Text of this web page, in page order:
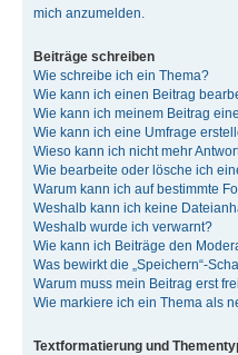
mich anzumelden.
Beiträge schreiben
Wie schreibe ich ein Thema?
Wie kann ich einen Beitrag
Wie kann ich meinem Beitrag
Wie kann ich eine Umfrage
Wieso kann ich nicht mehr
Wie bearbeite oder lösche ich
Warum kann ich auf bestimmte
Weshalb kann ich keine
Weshalb wurde ich verwarnt?
Wie kann ich Beiträge den
Was bewirkt die „Speichern“-
Warum muss mein Beitrag erst
Wie markiere ich ein Thema als
Textformatierung und